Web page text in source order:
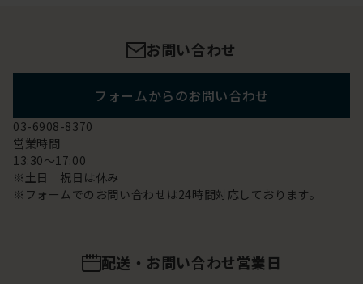
お問い合わせ
フォームからのお問い合わせ
03-6908-8370
営業時間
13:30～17:00
※土日 祝日は休み
※フォームでのお問い合わせは24時間対応しております。
配送・お問い合わせ営業日